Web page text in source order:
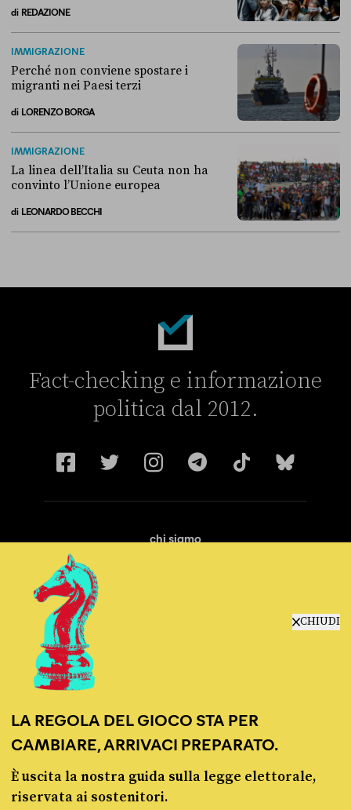
CHIUDI
LA REGOLA DEL GIOCO STA PER
CAMBIARE, ARRIVACI PREPARATO.
È uscita la nostra guida sulla legge elettorale,
riservata ai sostenitori.
di REDAZIONE
IMMIGRAZIONE
Perché non conviene spostare i
migranti nei Paesi terzi
di LORENZO BORGA
IMMIGRAZIONE
La linea dell’Italia su Ceuta non ha
convinto l’Unione europea
di LEONARDO BECCHI
Fact-checking e informazione
politica dal 2012.
chi siamo
© Pagella Politica 2012 - 2026